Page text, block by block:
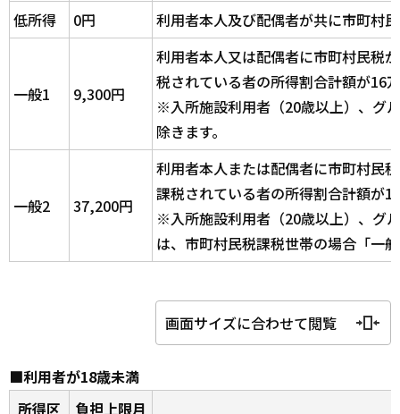
低所得 0円 利用者本人及び配偶者が共に市町村
一般1 9,300円
利用者本人又は配偶者に市町村民税
税されている者の所得割合計額が16
※入所施設利用者（20歳以上）、グ
除きます。
一般2 37,200円
利用者本人または配偶者に市町村民
課税されている者の所得割合計額が
※入所施設利用者（20歳以上）、グ
は、市町村民税課税世帯の場合「一
画面サイズに合わせて閲覧
■利用者が18歳未満
所得区
負担上限月